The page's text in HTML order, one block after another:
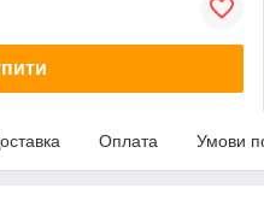
Оплата Умови